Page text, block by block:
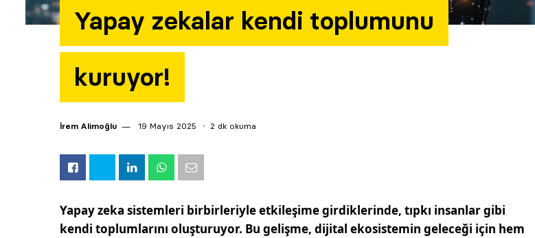
Yapay zekalar kendi toplumunu
kuruyor!
İrem Alimoğlu 19 Mayıs 2025 2 dk okuma
Yapay zeka sistemleri birbirleriyle etkileşime girdiklerinde, tıpkı insanlar gibi
kendi toplumlarını oluşturuyor. Bu gelişme, dijital ekosistemin geleceği için hem